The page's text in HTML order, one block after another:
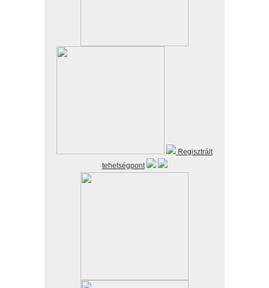
Regisztrált
tehetségpont